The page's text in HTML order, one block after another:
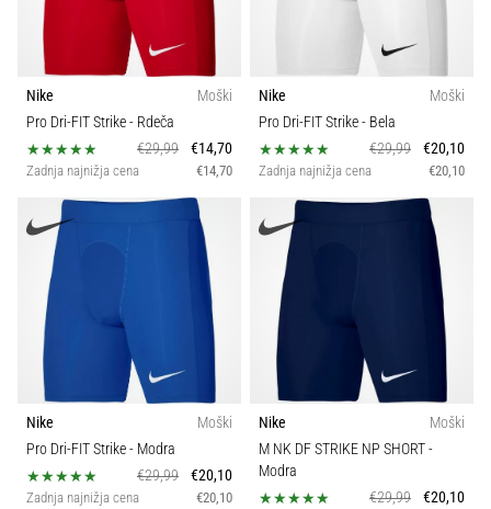
Nike
Moški
Pro Dri-FIT Strike- Rdeča
€29,99
€14,70
Zadnja najnižja cena €14,70
Nike
Moški
Pro Dri-FIT Strike- Bela
€29,99
€20,10
Zadnja najnižja cena €20,10
Nike
Moški
Pro Dri-FIT Strike- Modra
€29,99
€20,10
Zadnja najnižja cena €20,10
Nike
Moški
M NK DF STRIKE NP SHORT-
Modra
€29,99
€20,10